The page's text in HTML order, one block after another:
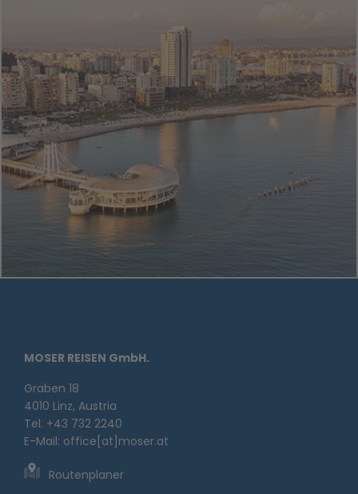
MOSER REISEN GmbH.
Graben 18
4010 Linz, Austria
Tel. +43 732 2240
E-Mail: office[at]moser.at
Routenplaner